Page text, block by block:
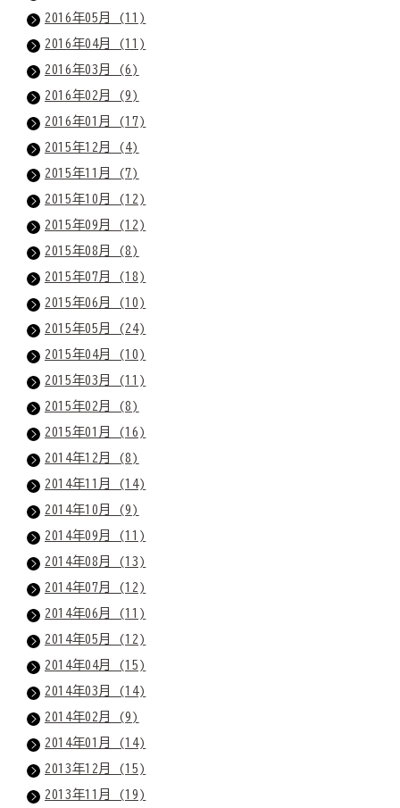
2016年05月 (11)
2016年04月 (11)
2016年03月 (6)
2016年02月 (9)
2016年01月 (17)
2015年12月 (4)
2015年11月 (7)
2015年10月 (12)
2015年09月 (12)
2015年08月 (8)
2015年07月 (18)
2015年06月 (10)
2015年05月 (24)
2015年04月 (10)
2015年03月 (11)
2015年02月 (8)
2015年01月 (16)
2014年12月 (8)
2014年11月 (14)
2014年10月 (9)
2014年09月 (11)
2014年08月 (13)
2014年07月 (12)
2014年06月 (11)
2014年05月 (12)
2014年04月 (15)
2014年03月 (14)
2014年02月 (9)
2014年01月 (14)
2013年12月 (15)
2013年11月 (19)